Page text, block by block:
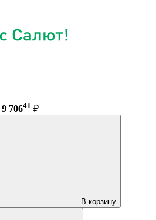
9 70641 ₽
В корзину